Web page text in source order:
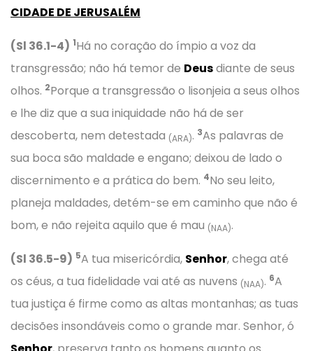
CIDADE DE JERUSALÉM
(Sl 36.1-4) 1Há no coração do ímpio a voz da
transgressão; não há temor de Deusdiante de seus
olhos. 2Porque a transgressão o lisonjeia a seus olhos
e lhe diz que a sua iniquidade não há de ser
descoberta, nem detestada (ARA). 3As palavras de
sua boca são maldade e engano; deixou de lado o
discernimento e a prática do bem. 4No seu leito,
planeja maldades, detém-se em caminho que não é
bom, e não rejeita aquilo que é mau (NAA).
(Sl 36.5-9) 5A tua misericórdia, Senhor, chega até
os céus, a tua fidelidade vai até as nuvens (NAA). 6A
tua justiça é firme como as altas montanhas; as tuas
decisões insondáveis como o grande mar. Senhor, ó